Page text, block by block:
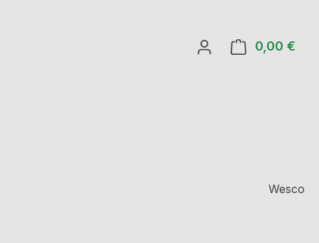
0,00 €
Wesco